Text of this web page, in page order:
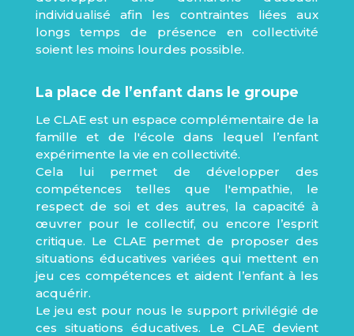
individualisé afin les contraintes liées aux
longs temps de présence en collectivité
soient les moins lourdes possible.
La place de l’enfant dans le groupe
Le CLAE est un espace complémentaire de la
famille et de l'école dans lequel l’enfant
expérimente la vie en collectivité.
Cela lui permet de développer des
compétences telles que l'empathie, le
respect de soi et des autres, la capacité à
œuvrer pour le collectif, ou encore l’esprit
critique. Le CLAE permet de proposer des
situations éducatives variées qui mettent en
jeu ces compétences et aident l’enfant à les
acquérir.
Le jeu est pour nous le support privilégié de
ces situations éducatives. Le CLAE devient